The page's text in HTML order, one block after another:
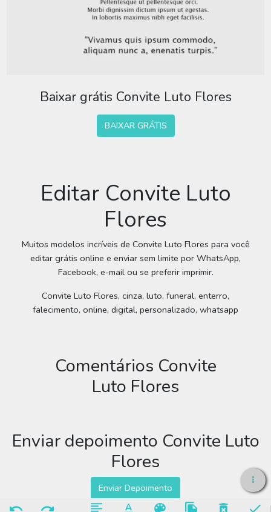
Baixar grátis Convite Luto Flores
BAIXAR GRÁTIS
Editar Convite Luto
Flores
Muitos modelos incríveis de Convite Luto Flores para você
editar grátis online e enviar sem limite por WhatsApp,
Facebook, e-mail ou se preferir imprimir.
Convite Luto Flores, cinza, luto, funeral, enterro,
falecimento, online, digital, personalizado, whatsapp
Comentários Convite
Luto Flores
Enviar depoimento Convite Luto
Flores
Enviar Depoimento